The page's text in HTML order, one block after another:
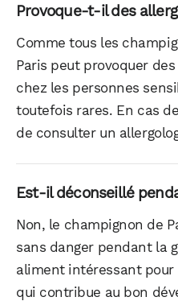
Provoque-t-il des
Comme tous les
Paris peut provoquer
chez les personnes
toutefois rares. En cas
de consulter un
Est-il déconseillé
Non, le champignon de
sans danger pendant la
aliment intéressant pour
qui contribue au bon